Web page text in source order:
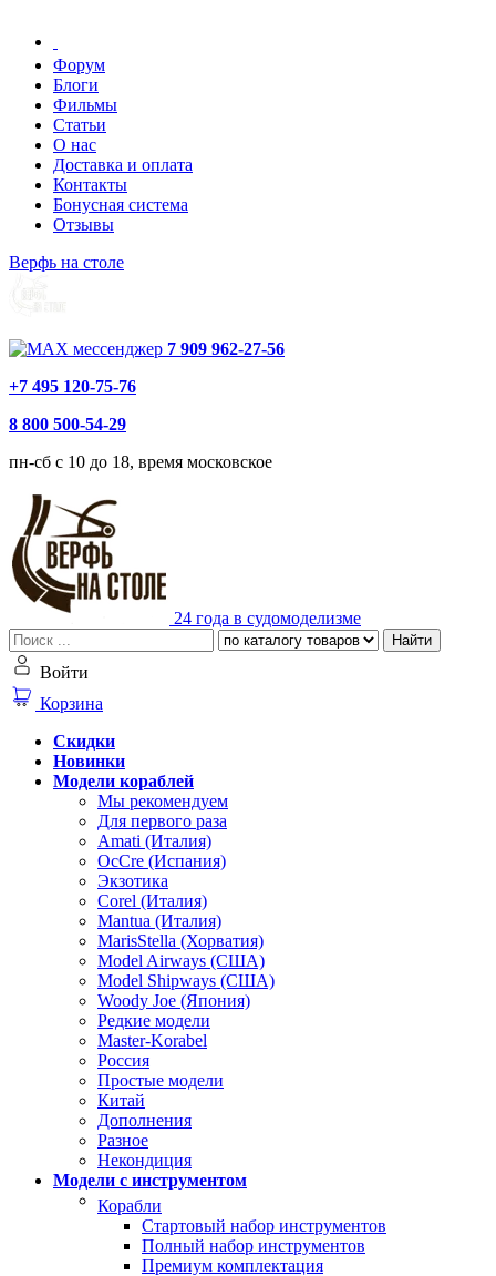
Форум
Блоги
Фильмы
Статьи
О нас
Доставка и оплата
Контакты
Бонусная система
Отзывы
Верфь на столе
7 909 962-27-56
+7 495 120-75-76
8 800 500-54-29
пн-сб с 10 до 18, время московское
24 года в судомоделизме
Найти
Войти
Корзина
Скидки
Новинки
Модели кораблей
Мы рекомендуем
Для первого раза
Amati (Италия)
OcCre (Испания)
Экзотика
Corel (Италия)
Mantua (Италия)
MarisStella (Хорватия)
Model Airways (США)
Model Shipways (США)
Woody Joe (Япония)
Редкие модели
Master-Korabel
Россия
Простые модели
Китай
Дополнения
Разное
Некондиция
Модели с инструментом
Корабли
Стартовый набор инструментов
Полный набор инструментов
Премиум комплектация